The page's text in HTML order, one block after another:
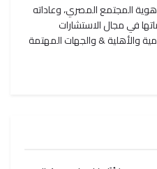
المجتمع المصري، وعاداته
في مجال الاستشارات
والأهلية & والجهات المهتمة